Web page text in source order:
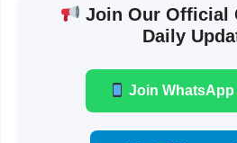
Join Our Official
Daily
Join WhatsApp